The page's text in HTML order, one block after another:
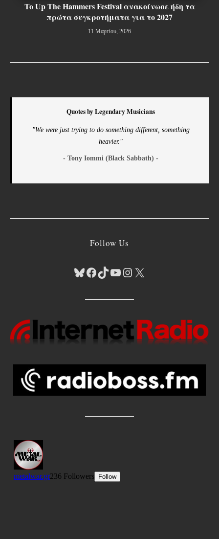
To Up The Hammers Festival ανακοίνωσε ήδη τα
πρώτα συγκροτήματα για το 2027
11 Μαρτίου, 2026
Quotes by Legendary Musicians
"We were just trying to do something different, something
heavier."
- Tony Iommi (Black Sabbath) -
Follow Us